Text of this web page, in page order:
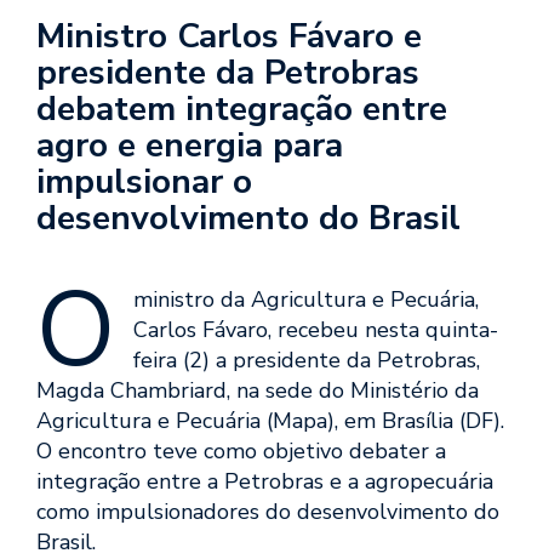
Ministro Carlos Fávaro e
presidente da Petrobras
debatem integração entre
agro e energia para
impulsionar o
desenvolvimento do Brasil
O
ministro da Agricultura e Pecuária,
Carlos Fávaro, recebeu nesta quinta-
feira (2) a presidente da Petrobras,
Magda Chambriard, na sede do Ministério da
Agricultura e Pecuária (Mapa), em Brasília (DF).
O encontro teve como objetivo debater a
integração entre a Petrobras e a agropecuária
como impulsionadores do desenvolvimento do
Brasil.